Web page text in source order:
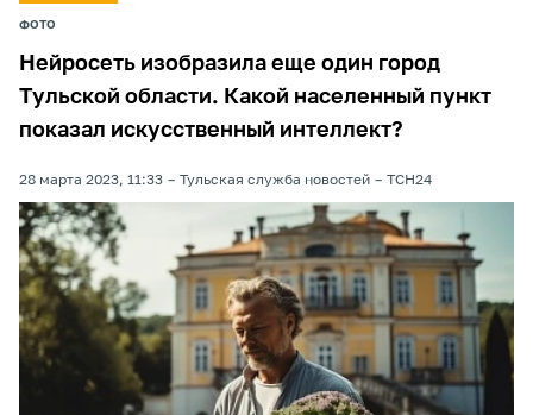
ФОТО
Нейросеть изобразила еще один город
Тульской области. Какой населенный пункт
показал искусственный интеллект?
28 марта 2023, 11:33 Тульская служба новостей ТСН24